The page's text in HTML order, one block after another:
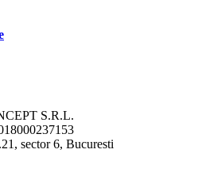
S.R.L.
sector 6, Bucuresti